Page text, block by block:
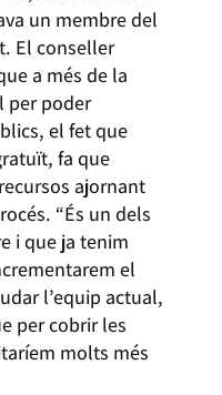
un membre del
El conseller
a més de la
per poder
el fet que
fa que
ajornant
“És un dels
i que ja tenim
el
l’equip actual,
per cobrir les
molts més